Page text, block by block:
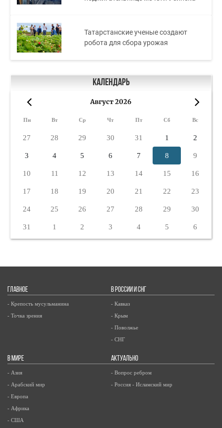
Татарстанские ученые создают
робота для сбора урожая
Календарь
Август 2026
Пн Вт Ср Чт Пт Сб Вс
27 28 29 30 31 1 2
3 4 5 6 7 8 9
10 11 12 13 14 15 16
17 18 19 20 21 22 23
24 25 26 27 28 29 30
31 1 2 3 4 5 6
ГЛАВНОЕ
- Крепость мусульманина
- Точка зрения
В РОССИИ И СНГ
- Кавказ
- Крым
- Поволжье
- СНГ
В МИРЕ
- Азия
- Арабский мир
- Европа
- Африка
- США
АКТУАЛЬНО
- Вопрос ребром
- Россия - Исламский мир